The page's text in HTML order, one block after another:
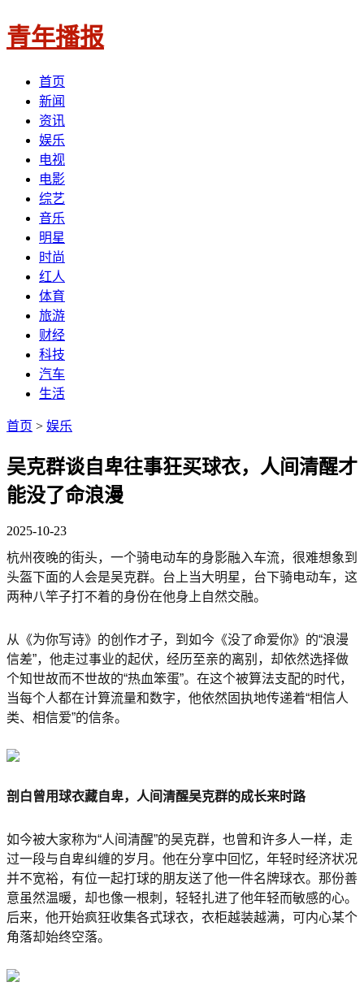
青年播报
首页
新闻
资讯
娱乐
电视
电影
综艺
音乐
明星
时尚
红人
体育
旅游
财经
科技
汽车
生活
首页 > 娱乐
吴克群谈自卑往事狂买球衣，人间清醒才
能没了命浪漫
2025-10-23
杭州夜晚的街头，一个骑电动车的身影融入车流，很难想象到
头盔下面的人会是吴克群。台上当大明星，台下骑电动车，这
两种八竿子打不着的身份在他身上自然交融。
从《为你写诗》的创作才子，到如今《没了命爱你》的“浪漫
信差”，他走过事业的起伏，经历至亲的离别，却依然选择做
个知世故而不世故的“热血笨蛋”。在这个被算法支配的时代，
当每个人都在计算流量和数字，他依然固执地传递着“相信人
类、相信爱”的信条。
剖白曾用球衣藏自卑，人间清醒吴克群的成长来时路
如今被大家称为“人间清醒”的吴克群，也曾和许多人一样，走
过一段与自卑纠缠的岁月。他在分享中回忆，年轻时经济状况
并不宽裕，有位一起打球的朋友送了他一件名牌球衣。那份善
意虽然温暖，却也像一根刺，轻轻扎进了他年轻而敏感的心。
后来，他开始疯狂收集各式球衣，衣柜越装越满，可内心某个
角落却始终空落。